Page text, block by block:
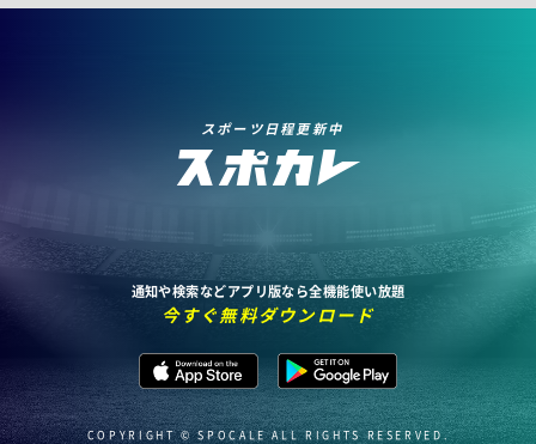
スポーツ日程更新中
通知や検索などアプリ版なら全機能使い放題
今すぐ無料ダウンロード
COPYRIGHT © SPOCALE ALL RIGHTS RESERVED.